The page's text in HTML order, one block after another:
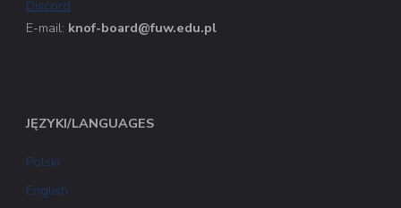
Discord
E-mail: knof-board@fuw.edu.pl
JĘZYKI/LANGUAGES
Polski
English